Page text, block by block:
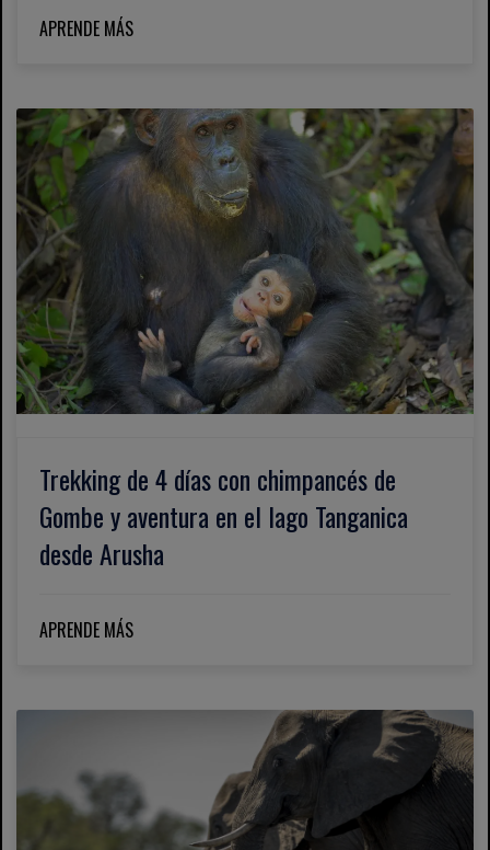
APRENDE MÁS
Trekking de 4 días con chimpancés de
Gombe y aventura en el lago Tanganica
desde Arusha
APRENDE MÁS